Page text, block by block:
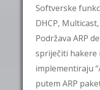
Softverske
DHCP, Multicast,
Podržava ARP
spriječiti hakere
implementiraju
putem ARP